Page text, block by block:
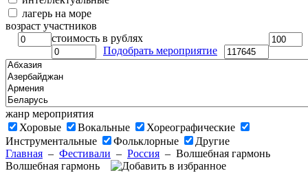
лагерь на море
возраст участников
стоимость в рублях
Подобрать мероприятие
жанр мероприятия
Хоровые
Вокальные
Хореографические
Инструментальные
Фольклорные
Другие
Главная – Фестивали – Россия – Волшебная гармонь
Волшебная гармонь